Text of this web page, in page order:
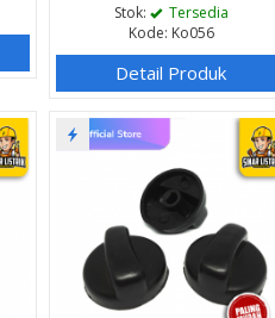
Stok:
Tersedia
Kode: Ko056
Detail Produk